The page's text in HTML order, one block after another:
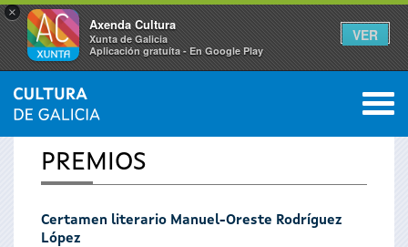
×
Axenda Cultura
Xunta de Galicia
Aplicación gratuíta - En Google Play
VER
Se
encuentra
usted
INICIO 0
PREMIOS
Certamen literario Manuel-Oreste Rodríguez
López